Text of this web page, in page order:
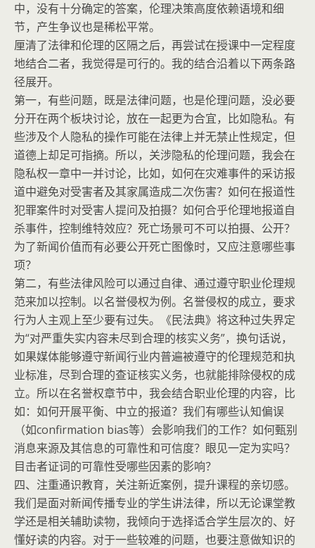
中，没有十分确定的答案，伦理决策高度依赖语境和细
节，产生争议也是稀松平常。
厘清了法律和伦理的区隔之后，再尝试在授课中一定程度
地结合二者，我觉得是可行的。我的结合沿着以下两条路
径展开。
第一，有些问题，既是法律问题，也是伦理问题，没必要
分开在两个板块讨论，放在一起更为合宜，比如隐私。有
些涉及个人隐私的操作可能在法律上并无禁止性规定，但
道德上却足可指摘。所以，关涉隐私的伦理问题，我会在
隐私权一章中一并讨论，比如，如何在灾难事件的采访报
道中避免对受害者及其家属造成二次伤害？如何在报道性
犯罪案件时对受害人提问及拍摄？如何合乎伦理地报道自
杀事件，控制维特效应？死亡场景可不可以拍摄、公开？
为了新闻价值而有必要公开死亡图像时，又应注意哪些事
项？
第二，有些法律风险可以通过自律、通过遵守职业伦理规
范来加以控制。以名誉侵权为例。名誉侵权的成立，要求
行为人主观上至少要有过失。《民法典》将这种过失界定
为“对严重失实内容未尽到合理的核实义务”，换句话说，
如果媒体能够遵守新闻行业内普遍被遵守的伦理规范和执
业标准，尽到合理的查证核实义务，也就能排除侵权的成
立。所以在名誉权章节中，我会结合职业伦理的内容，比
如：如何开展平衡、中立的报道？我们有哪些认知偏误
（如confirmation bias等）会影响我们的工作？如何甄别
消息来源及其信息的可靠性和可信度？眼见一定为实吗？
目击者证词的可靠性受哪些因素的影响？
四、注重通识教育，关注新近案例，提升课程的亲切感。
我们是面对新闻传播专业的学生讲法律，所以无论课堂教
学还是相关辅助读物，我倾向于选择适合学生层次的、好
懂好读的内容。对于一些较难的问题，也要注意做知识的